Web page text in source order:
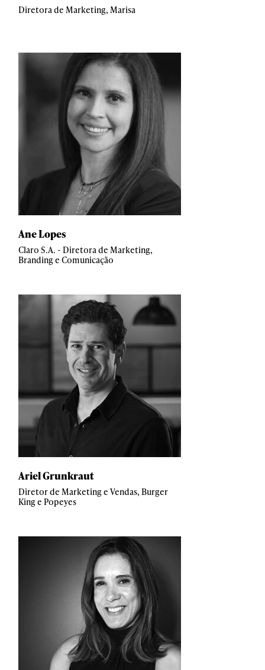
Diretora de Marketing, Marisa
Ane Lopes
Claro S.A. - Diretora de Marketing,
Branding e Comunicação
Ariel Grunkraut
Diretor de Marketing e Vendas, Burger
King e Popeyes